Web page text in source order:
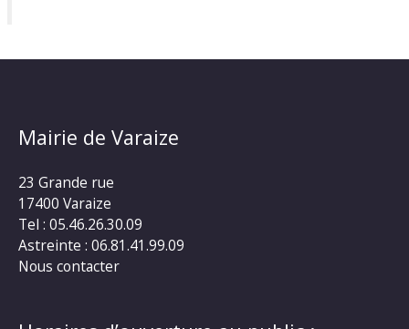
Mairie de Varaize
23 Grande rue
17400 Varaize
Tel : 05.46.26.30.09
Astreinte : 06.81.41.99.09
Nous contacter